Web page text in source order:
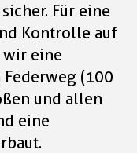
Für eine
Kontrolle auf
wir eine
(100
und allen
eine